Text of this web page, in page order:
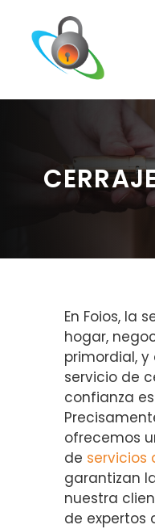
contenido
En Foios, la
hogar,
primordial,
servicio de
confianza
ofrecemos
de servicios
garantizan
nuestra
de expertos